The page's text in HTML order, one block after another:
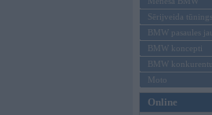
Sērijveida tūnings
BMW pasaules
BMW koncepti
BMW
Moto
Online